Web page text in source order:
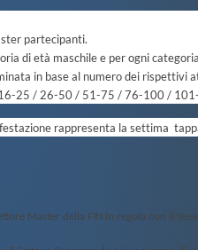
partecipanti.
di età maschile e per ogni
in base al numero dei rispettivi
16-25 / 26-50 / 51-75 / 76-100 /
rappresenta la settima
Master della FIN in regola con il